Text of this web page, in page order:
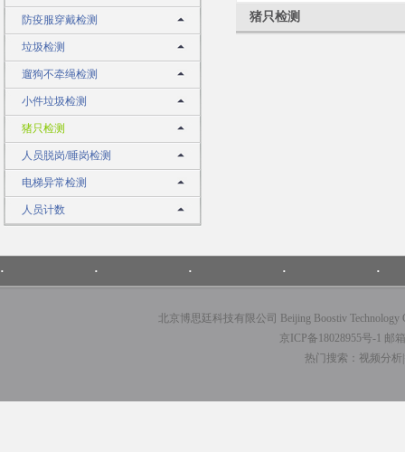
防疫服穿戴检测
垃圾检测
遛狗不牵绳检测
小件垃圾检测
猪只检测
人员脱岗/睡岗检测
电梯异常检测
人员计数
猪只检测
· · · · ·
北京博思廷科技有限公司 Beijing Boostiv
京ICP备18028955号-1 邮
热门搜索：视频分